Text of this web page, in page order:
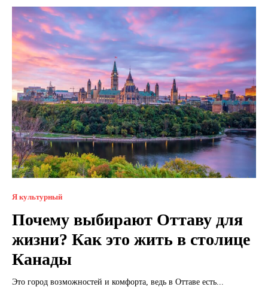
Я культурный
Почему выбирают Оттаву для
жизни? Как это жить в столице
Канады
Это город возможностей и комфорта, ведь в Оттаве есть...